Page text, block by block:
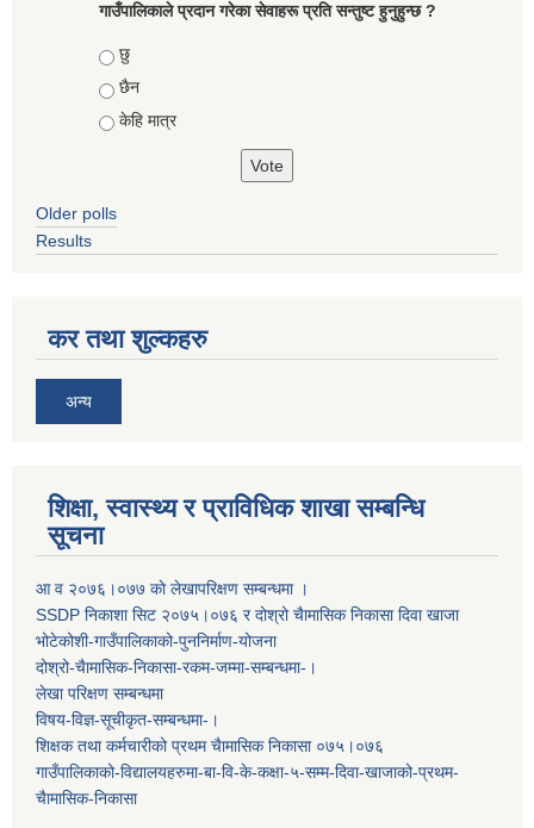
गाउँपालिकाले प्रदान गरेका सेवाहरू प्रति सन्तुष्ट हुनुहुन्छ ?
Choices
छु
छैन
केहि मात्र
Older polls
Results
कर तथा शुल्कहरु
अन्य
शिक्षा, स्वास्थ्य र प्राविधिक शाखा सम्बन्धि
सूचना
आ व २०७६।०७७ काे लेखापरिक्षण सम्बन्धमा ।
SSDP निकाशा सिट २०७५।०७६ र दोश्रो चैामासिक निकासा दिवा खाजा
भोटेकोशी-गाउँपालिकाको-पुननिर्माण-योजना
दोश्रो-चैामासिक-निकासा-रकम-जम्मा-सम्बन्धमा-।
लेखा परिक्षण सम्बन्धमा
विषय-विज्ञ-सूचीकृत-सम्बन्धमा-।
शिक्षक तथा कर्मचारीको प्रथम च‌ैामासिक निकासा ०७५।०७६
गाउँपालिकाको-विद्यालयहरुमा-बा-वि-के-कक्षा-५-सम्म-दिवा-खाजाको-प्रथम-
चैामासिक-निकासा